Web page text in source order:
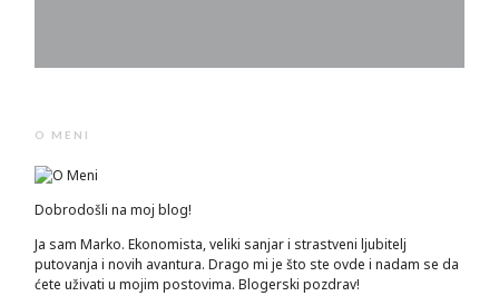
O MENI
Dobrodošli na moj blog!
Ja sam Marko. Ekonomista, veliki sanjar i strastveni ljubitelj
putovanja i novih avantura. Drago mi je što ste ovde i nadam se da
ćete uživati u mojim postovima. Blogerski pozdrav!